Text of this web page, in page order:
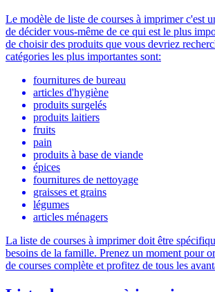
Le modèle de liste de courses à imprimer c'est
de décider vous-même de ce qui est le plus
de choisir des produits que vous devriez
catégories les plus importantes sont:
fournitures de bureau
articles d'hygiène
produits surgelés
produits laitiers
fruits
pain
produits à base de viande
épices
fournitures de nettoyage
graisses et grains
légumes
articles ménagers
La liste de courses à imprimer doit être
besoins de la famille. Prenez un moment pour
de courses complète et profitez de tous les